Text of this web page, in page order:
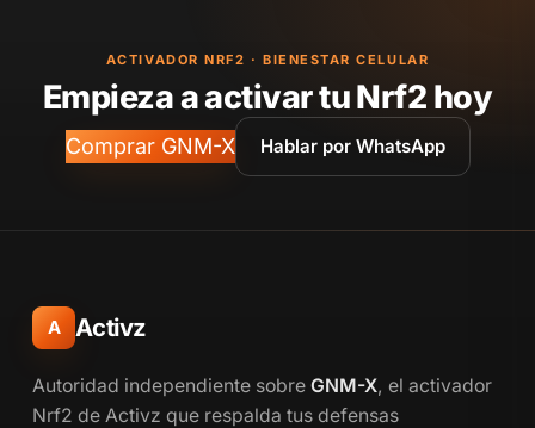
ACTIVADOR NRF2 · BIENESTAR CELULAR
Empieza a activar tu Nrf2 hoy
Comprar GNM-X Hablar por WhatsApp
A Activz
Autoridad independiente sobre GNM-X, el activador
Nrf2 de Activz que respalda tus defensas